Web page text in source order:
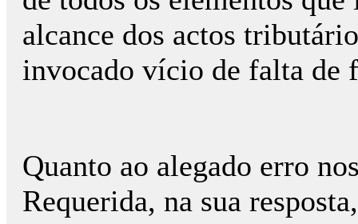
alcance dos actos
invocado vício de falta de
Quanto ao alegado erro
Requerida, na sua